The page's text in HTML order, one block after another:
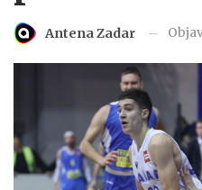
Antena Zadar